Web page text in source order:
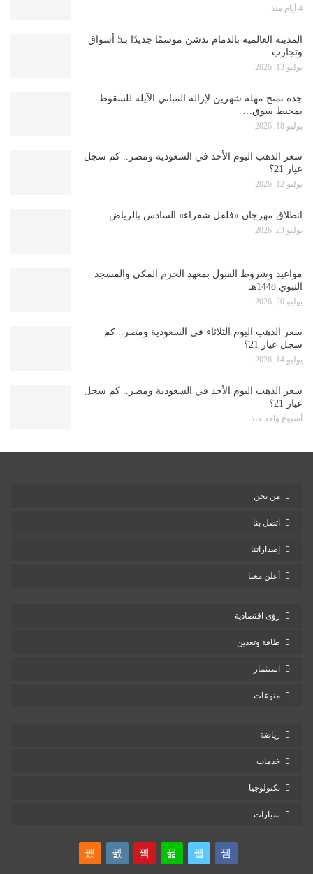
4 أيام منذ
المدينة العالمية بالدمام تدشن موسمًا جديدًا بـ5 أسواق
وتجارب…
يوليو 13, 2026
جدة تمنح مهلة شهرين لإزالة المباني الآيلة للسقوط
بمحيط سوق…
يوليو 18, 2026
سعر الذهب اليوم الأحد في السعودية ومصر.. كم سجل
عيار 21؟
يوليو 12, 2026
انطلاق مهرجان «فلفل شقراء» السادس بالرياض
يوليو 23, 2026
مواعيد وشروط القبول بمعهد الحرم المكي والمسجد
النبوي 1448هـ
يوليو 20, 2026
سعر الذهب اليوم الثلاثاء في السعودية ومصر.. كم
سجل عيار 21؟
يوليو 14, 2026
سعر الذهب اليوم الأحد في السعودية ومصر.. كم سجل
عيار 21؟
أسبوع واحد منذ
من نحن
اتصل بنا
إصداراتنا
أعلن معنا
رؤى اقتصادية
طاقة وتعدين
استثمار
منوعات
رياضة
خدمات
تكنولوجيا
سيارات